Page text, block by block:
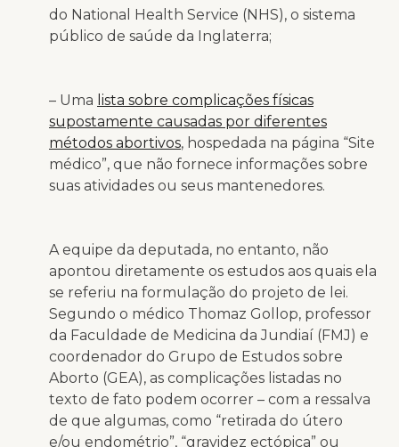
do National Health Service (NHS), o sistema
público de saúde da Inglaterra;
– Uma lista sobre complicações físicas
supostamente causadas por diferentes
métodos abortivos, hospedada na página “Site
médico”, que não fornece informações sobre
suas atividades ou seus mantenedores.
A equipe da deputada, no entanto, não
apontou diretamente os estudos aos quais ela
se referiu na formulação do projeto de lei.
Segundo o médico Thomaz Gollop, professor
da Faculdade de Medicina da Jundiaí (FMJ) e
coordenador do Grupo de Estudos sobre
Aborto (GEA), as complicações listadas no
texto de fato podem ocorrer – com a ressalva
de que algumas, como “retirada do útero
e/ou endométrio”, “gravidez ectópica” ou